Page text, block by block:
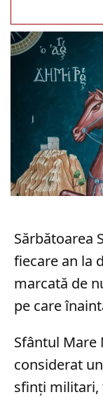
Sărbătoarea
fiecare an la
marcată de
pe care
Sfântul
considerat
sfinți militari,